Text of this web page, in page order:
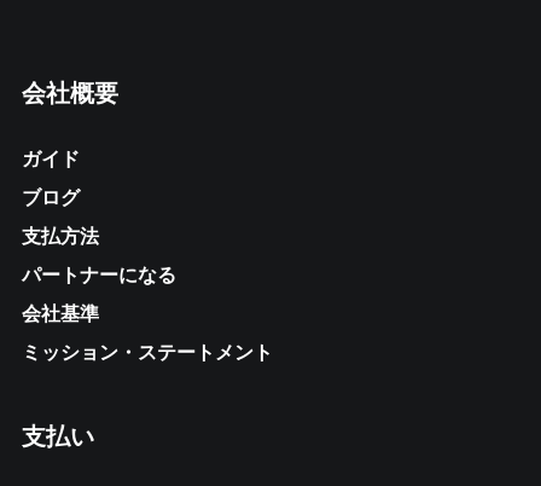
会社概要
ガイド
ブログ
支払方法
パートナーになる
会社基準
ミッション・ステートメント
支払い